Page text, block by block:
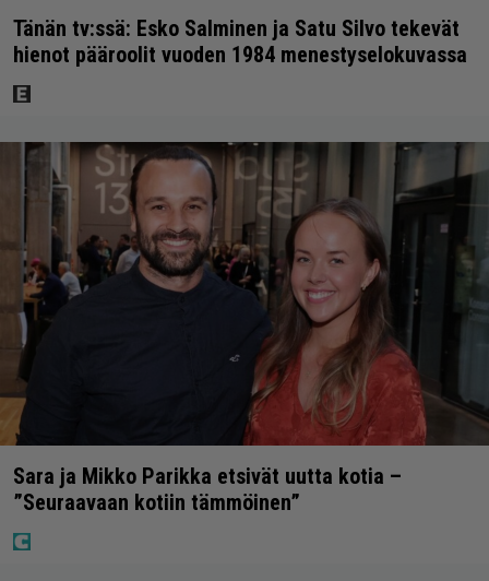
Tänän tv:ssä: Esko Salminen ja Satu Silvo tekevät
hienot pääroolit vuoden 1984 menestyselokuvassa
Sara ja Mikko Parikka etsivät uutta kotia –
”Seuraavaan kotiin tämmöinen”